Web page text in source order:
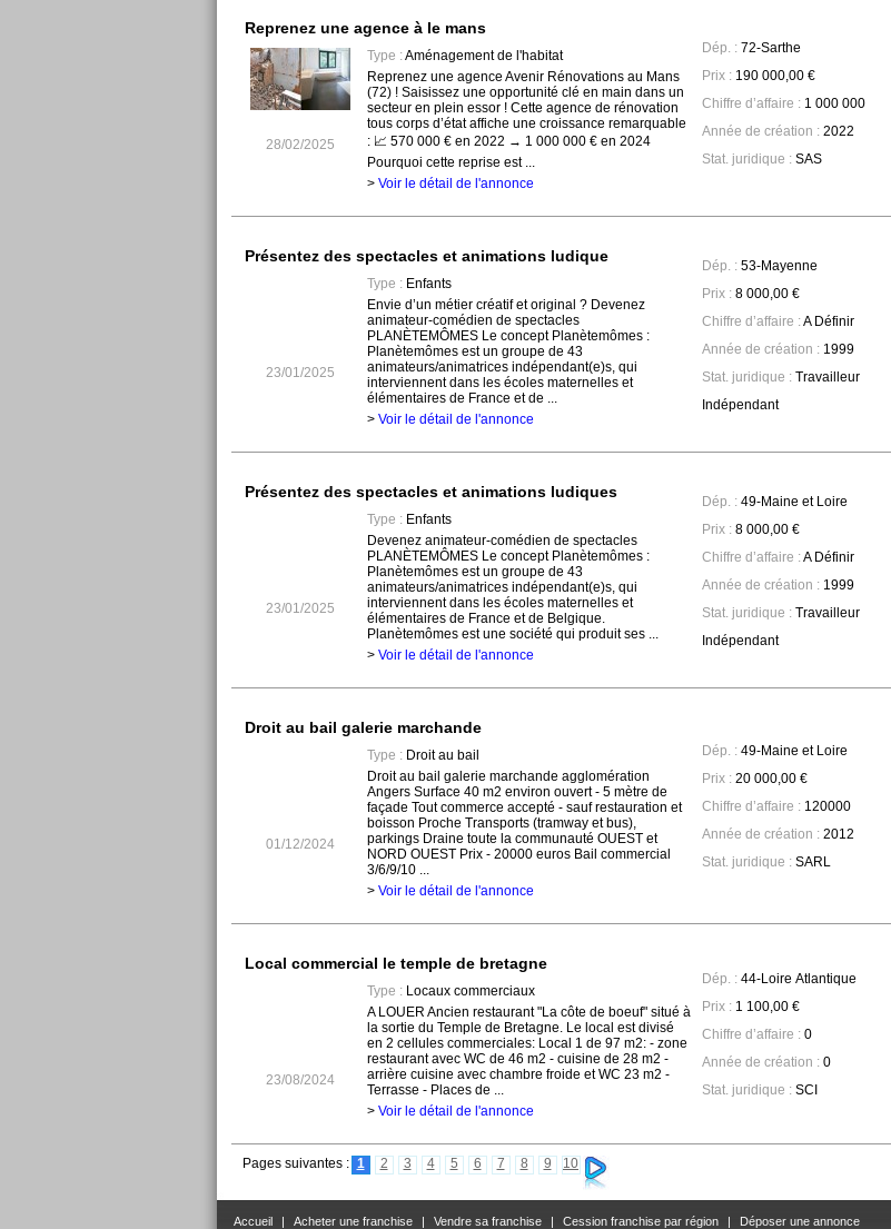
Reprenez une agence à le mans
Dép. :72-Sarthe
Prix :190 000,00 €
Chiffre d’affaire :1 000 000
Année de création :2022
Stat. juridique :SAS
28/02/2025
Type :Aménagement de l'habitat
Reprenez une agence Avenir Rénovations au Mans
(72) ! Saisissez une opportunité clé en main dans un
secteur en plein essor ! Cette agence de rénovation
tous corps d’état affiche une croissance remarquable
: 📈 570 000 € en 2022 → 1 000 000 € en 2024
Pourquoi cette reprise est ...
> Voir le détail de l'annonce
Présentez des spectacles et animations ludique
Dép. :53-Mayenne
Prix :8 000,00 €
Chiffre d’affaire :A Définir
Année de création :1999
Stat. juridique :Travailleur
Indépendant
23/01/2025
Type :Enfants
Envie d’un métier créatif et original ? Devenez
animateur-comédien de spectacles
PLANÈTEMÔMES Le concept Planètemômes :
Planètemômes est un groupe de 43
animateurs/animatrices indépendant(e)s, qui
interviennent dans les écoles maternelles et
élémentaires de France et de ...
> Voir le détail de l'annonce
Présentez des spectacles et animations ludiques
Dép. :49-Maine et Loire
Prix :8 000,00 €
Chiffre d’affaire :A Définir
Année de création :1999
Stat. juridique :Travailleur
Indépendant
23/01/2025
Type :Enfants
Devenez animateur-comédien de spectacles
PLANÈTEMÔMES Le concept Planètemômes :
Planètemômes est un groupe de 43
animateurs/animatrices indépendant(e)s, qui
interviennent dans les écoles maternelles et
élémentaires de France et de Belgique.
Planètemômes est une société qui produit ses ...
> Voir le détail de l'annonce
Droit au bail galerie marchande
Dép. :49-Maine et Loire
Prix :20 000,00 €
Chiffre d’affaire :120000
Année de création :2012
Stat. juridique :SARL
01/12/2024
Type :Droit au bail
Droit au bail galerie marchande agglomération
Angers Surface 40 m2 environ ouvert - 5 mètre de
façade Tout commerce accepté - sauf restauration et
boisson Proche Transports (tramway et bus),
parkings Draine toute la communauté OUEST et
NORD OUEST Prix - 20000 euros Bail commercial
3/6/9/10 ...
> Voir le détail de l'annonce
Local commercial le temple de bretagne
Dép. :44-Loire Atlantique
Prix :1 100,00 €
Chiffre d’affaire :0
Année de création :0
Stat. juridique :SCI
23/08/2024
Type :Locaux commerciaux
A LOUER Ancien restaurant "La côte de boeuf" situé à
la sortie du Temple de Bretagne. Le local est divisé
en 2 cellules commerciales: Local 1 de 97 m2: - zone
restaurant avec WC de 46 m2 - cuisine de 28 m2 -
arrière cuisine avec chambre froide et WC 23 m2 -
Terrasse - Places de ...
> Voir le détail de l'annonce
Pages suivantes : 1 2 3 4 5 6 7 8 9 10
Accueil Acheter une franchise Vendre sa franchise Cession franchise par région Déposer une annonce